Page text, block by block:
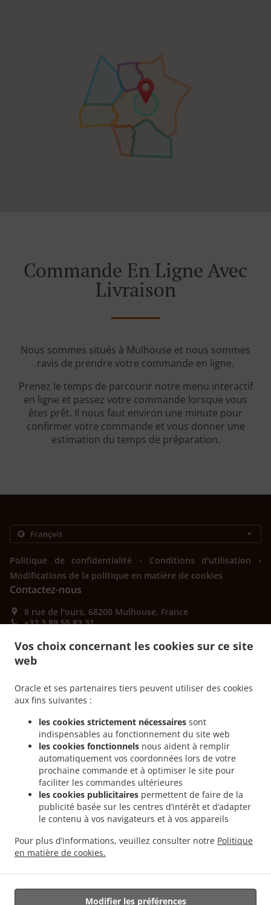
Vos choix concernant les cookies sur ce site
web
Oracle et ses partenaires tiers peuvent utiliser des cookies
aux fins suivantes :
les cookies strictement nécessaires sont
indispensables au fonctionnement du site web
les cookies fonctionnels nous aident à remplir
automatiquement vos coordonnées lors de votre
prochaine commande et à optimiser le site pour
faciliter les commandes ultérieures
les cookies publicitaires permettent de faire de la
publicité basée sur les centres d’intérêt et d’adapter
le contenu à vos navigateurs et à vos appareils
Pour plus d’informations, veuillez consulter notre Politique
en matière de cookies.
Modifier les préférences
Commande En Ligne Avec
Livraison
Nous sommes situés à Mulhouse et nous sommes
ravis de prendre votre commande en ligne.
Prenez le temps de parcourir notre menu interactif
en ligne et passez votre commande lorsque vous
êtes prêt. Il nous faut environ une minute pour
confirmer votre commande et vous donner une
estimation du temps de préparation.
Politique de confidentialité . Conditions d'utilisation .
Modifications de la politique en matière de cookies
Contactez-nous
8 rue de l'ours, 68200 Mulhouse, France
+33 3 89 55 83 31
Menu
Burger Service de livraison Mulhouse Centre Historique Ouest .
livraison Mulhouse Bourtzwiller
. Burger Service de livraison Mulhouse Les Côteaux
Burger Service de livraison Mulhouse Drouot
. Burger Service de livraison Mulhouse
Burger Service de livraison Pfastatt . Burger Service de livraison Richwiller
Service de livraison Illzach . Burger Service de livraison Brunstatt-Didenheim Brunstatt
Burger Service de livraison Brunstatt-Didenheim Didenheim . Burger Service de
livraison Brunstatt-Didenheim
. Burger Service de livraison Riedisheim .
Burger Service de livraison Reiningue . Fast food Service de livraison. Livraison de
plats cuisinés Tacos. Sandwichs Service de livraison
Livraison de nourriture à emporter